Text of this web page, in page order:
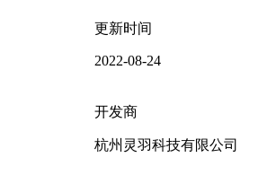
更新时间
2022-08-24
开发商
杭州灵羽科技有限公司